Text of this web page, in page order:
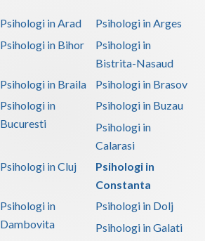
Psihologi in Arad
Psihologi in Arges
Psihologi in Bihor
Psihologi in
Bistrita-Nasaud
Psihologi in Braila
Psihologi in Brasov
Psihologi in
Bucuresti
Psihologi in Buzau
Psihologi in
Calarasi
Psihologi in Cluj
Psihologi in
Constanta
Psihologi in
Dambovita
Psihologi in Dolj
Psihologi in Galati